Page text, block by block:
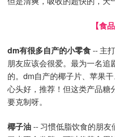
【食
dm有很多自产的小零食-- 主
朋友应该会很爱。最为一名追
的。dm自产的椰子片、苹果
心头好，推荐！但这类产品糖
要克制呀。
椰子油-- 习惯低脂饮食的朋